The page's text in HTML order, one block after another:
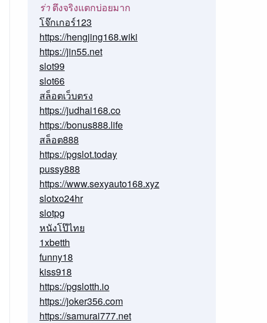
ร่าตึงจริงแตกบ่อยมาก
โจ๊กเกอร์123
https://hengjing168.wiki
https://jin55.net
slot99
slot66
สล็อตเว็บตรง
https://judhai168.co
https://bonus888.life
สล็อต888
https://pgslot.today
pussy888
https://www.sexyauto168.xyz
slotxo24hr
slotpg
หนังโป๊ไทย
1xbetth
funny18
kiss918
https://pgslotth.io
https://joker356.com
https://samurai777.net